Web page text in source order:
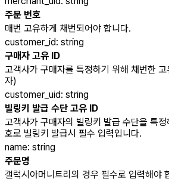
주문 번호
매번 고유하게 채번되어야 합니다.
customer_id: string
구매자 고유 ID
고객사가 구매자를 특정하기 위해 채번한
자)
customer_uid: string
빌링키 발급 수단 고유 ID
고객사가 구매자의 빌링키 발급 수단을 특
호로 빌링키 발급시 필수 입력입니다.
name: string
주문명
갤럭시아머니트리의 경우 필수로 입력해야